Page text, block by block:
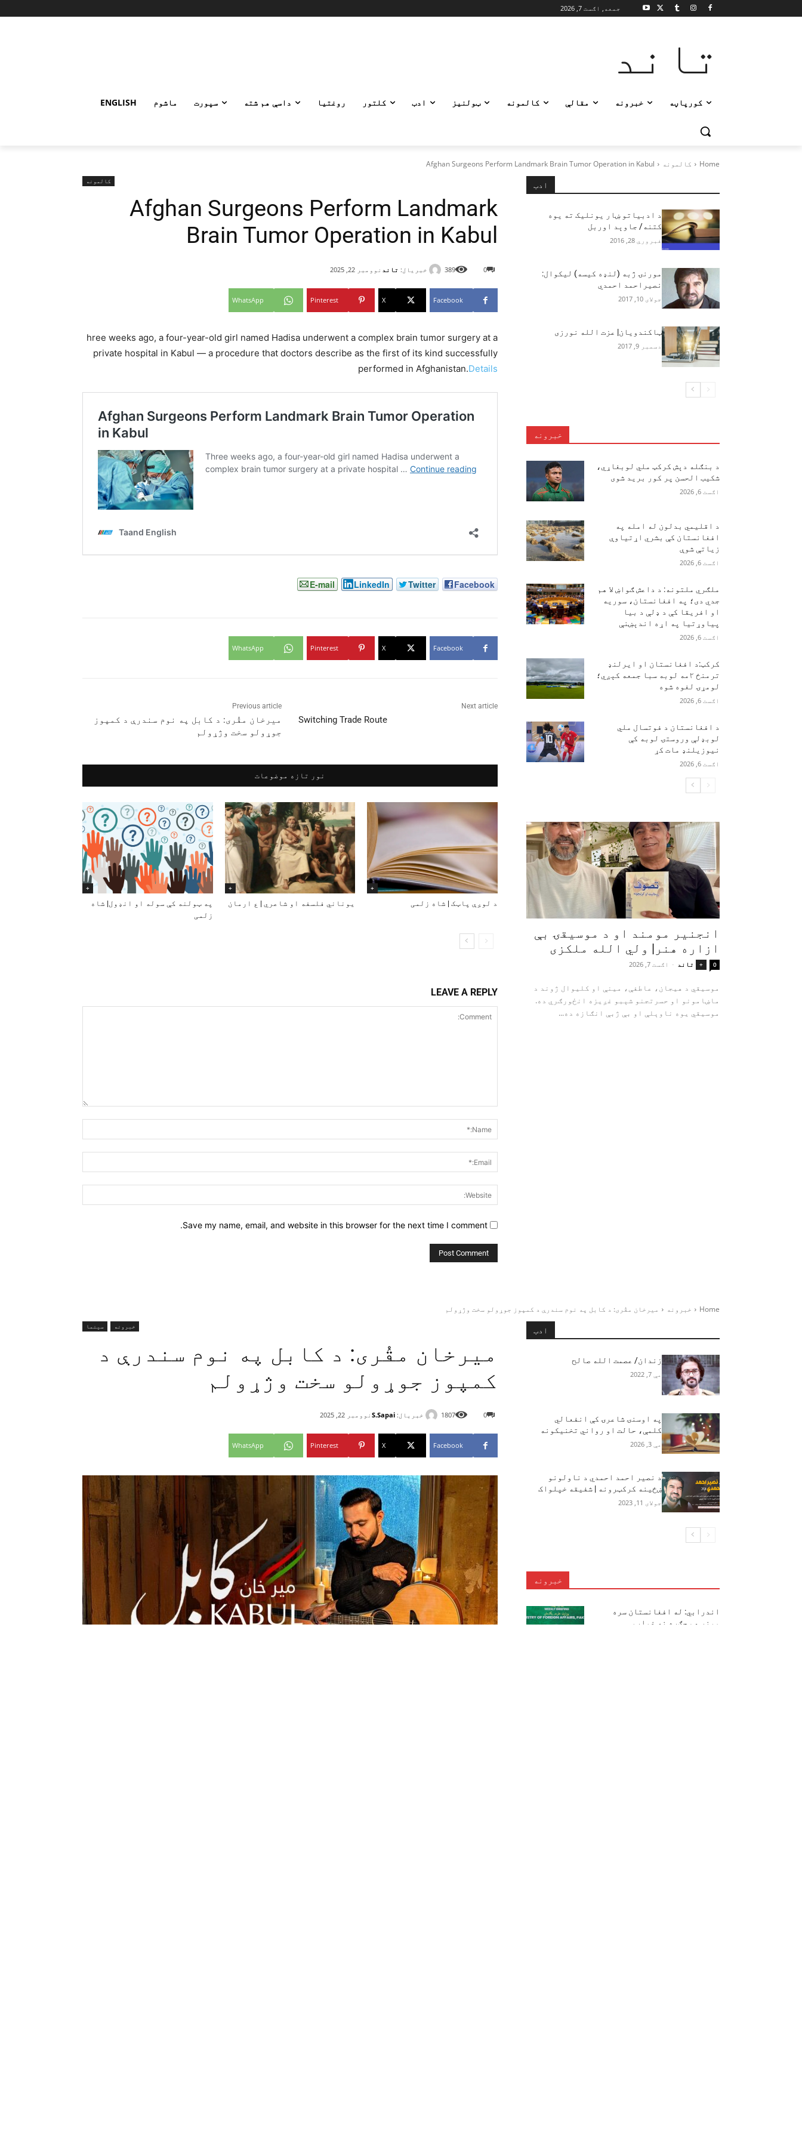
جمعه, اګست 7, 2026
تاند
کورپاڼه خبرونه مقالې کالمونه ټولنیز ادب کلتور روغتیا داسې هم شته سپورت ماشوم ENGLISH
Home کالمونه Afghan Surgeons Perform Landmark Brain Tumor Operation in Kabul
کالمونه
Afghan Surgeons Perform Landmark
Brain Tumor Operation in Kabul
خبریال: تاند نوومبر 22, 2025 0
389
Facebook
X
Pinterest
WhatsApp
hree weeks ago, a four-year-old girl named Hadisa underwent a complex brain tumor surgery at a
private hospital in Kabul — a procedure that doctors describe as the first of its kind successfully
performed in Afghanistan.Details
Facebook
Twitter
LinkedIn
E-mail
Facebook
X
Pinterest
WhatsApp
Previous article
میرخان مقُری: د کابل په نوم سندرې د کمپوز
جوړولو سخت وژړولم
Next article
Switching Trade Route
نور تازه موضوعات
+
د لوږې پاټک | شاه زلمی
+
یوناني فلسفه او شاعري | ع ارمان
+
په ټولنه کې سوله او انډول| شاه
زلمی
LEAVE A REPLY
Save my name, email, and website in this browser for the next time I comment.
ادب
د ادبیاتو ښار یونلیک ته یوه
کتنه/ جاوېد اوربل
فبروري 28, 2016
مورنۍ ژبه (لنډه کیسه) لیکوال:
نصیراحمد احمدي
جولای 10, 2017
ټاکندویان| عزت الله نورزی
دسمبر 9, 2017
خبرونه
د بنګله دېش کرکټ ملي لوبغاړي،
شکیب الحسن پر کور برید شوی
اګست 6, 2026
د اقلیمي بدلون له امله په
افغانستان کې بشري اړتیاوې
زیاتې شوې
اګست 6, 2026
ملګري ملتونه: د داعش ګواښ لا هم
جدي دی؛ په افغانستان، سوریه
او افریقا کې د ډلې د بیا
پیاوړتیا په اړه اندېښنې
اګست 6, 2026
کرکټ:د افغانستان او ایرلنډ
ترمنځ ۲مه لوبه سبا جمعه کېږي؛
لومړۍ لغوه شوه
اګست 6, 2026
د افغانستان د فوتسال ملي
لوبډلې وروستۍ لوبه کې
نیوزیلنډ مات کړ
اګست 6, 2026
انجنیر مومند او د موسیقۍ بې‌
ازاره هنر| ولي الله ملکزی
+ تاند - اګست 7, 2026 0
موسیقي د هیجان، عاطفې، مینې او کلیوال ژوند د
ماښامونو او حسرتجنو شېبو غږیزه انځورګري ده.
موسیقي یوه ناوېلې او بې‌ ژبې انګازه ده...